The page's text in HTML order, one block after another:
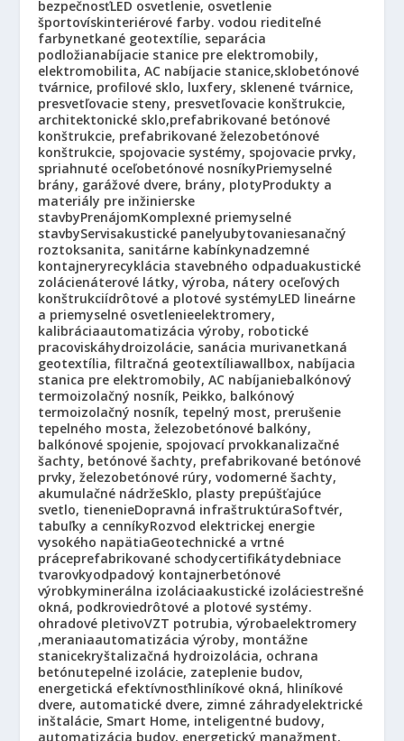
bezpečnosťLED osvetlenie, osvetlenie
športovískinteriérové farby. vodou riediteľné
farbynetkané geotextílie, separácia
podložianabíjacie stanice pre elektromobily,
elektromobilita, AC nabíjacie stanice,sklobetónové
tvárnice, profilové sklo, luxfery, sklenené tvárnice,
presvetľovacie steny, presvetľovacie konštrukcie,
architektonické sklo,prefabrikované betónové
konštrukcie, prefabrikované železobetónové
konštrukcie, spojovacie systémy, spojovacie prvky,
spriahnuté oceľobetónové nosníkyPriemyselné
brány, garážové dvere, brány, plotyProdukty a
materiály pre inžinierske
stavbyPrenájomKomplexné priemyselné
stavbyServisakustické panelyubytovaniesanačný
roztoksanita, sanitárne kabínkynadzemné
kontajneryrecyklácia stavebného odpaduakustické
zolácienáterové látky, výroba, nátery oceľových
konštrukciídrôtové a plotové systémyLED lineárne
a priemyselné osvetlenieelektromery,
kalibráciaautomatizácia výroby, robotické
pracoviskáhydroizolácie, sanácia murivanetkaná
geotextília, filtračná geotextíliawallbox, nabíjacia
stanica pre elektromobily, AC nabíjaniebalkónový
termoizolačný nosník, Peikko, balkónový
termoizolačný nosník, tepelný most, prerušenie
tepelného mosta, železobetónové balkóny,
balkónové spojenie, spojovací prvokkanalizačné
šachty, betónové šachty, prefabrikované betónové
prvky, železobetónové rúry, vodomerné šachty,
akumulačné nádržeSklo, plasty prepúšťajúce
svetlo, tienenieDopravná infraštruktúraSoftvér,
tabuľky a cenníkyRozvod elektrickej energie
vysokého napätiaGeotechnické a vrtné
práceprefabrikované schodycertifikátydebniace
tvarovkyodpadový kontajnerbetónové
výrobkyminerálna izoláciaakustické izoláciestrešné
okná, podkroviedrôtové a plotové systémy.
ohradové pletivoVZT potrubia, výrobaelektromery
,meraniaautomatizácia výroby, montážne
stanicekryštalizačná hydroizolácia, ochrana
betónutepelné izolácie, zateplenie budov,
energetická efektívnosťhliníkové okná, hliníkové
dvere, automatické dvere, zimné záhradyelektrické
inštalácie, Smart Home, inteligentné budovy,
automatizácia budov, energetický manažment,